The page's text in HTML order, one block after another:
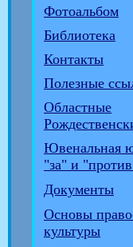
Фотоальбом
Библиотека
Контакты
Полезные
Областные
Ювенальная
"за" и
Документы
Основы
культуры